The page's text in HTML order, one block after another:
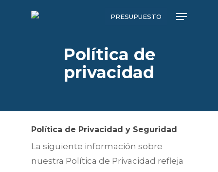
PRESUPUESTO Menu
Política de
privacidad
Política de Privacidad y Seguridad
La siguiente información sobre
nuestra Política de Privacidad refleja